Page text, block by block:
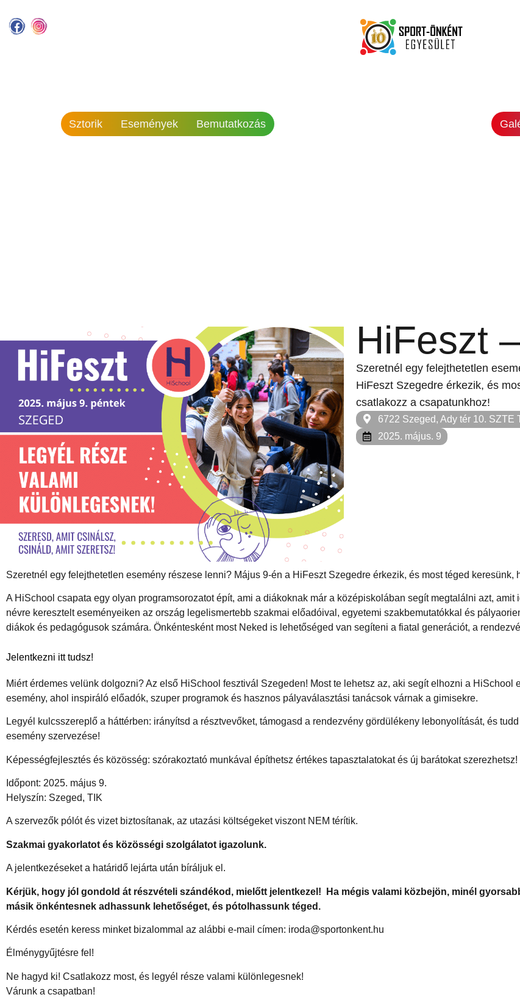
Sztorik Események Bemutatkozás
HiFeszt
Szeretnél egy felejthetetlen
HiFeszt Szegedre érkezik, és
csatlakozz a csapatunkhoz!
6722 Szeged, Ady tér 10. SZTE
2025. május. 9
Szeretnél egy felejthetetlen esemény részese lenni? Május 9-én a HiFeszt Szegedre érkezik, és most téged keresünk,
A HiSchool csapata egy olyan programsorozatot épít, ami a diákoknak már a középiskolában segít megtalálni azt, amit
névre keresztelt eseményeiken az ország legelismertebb szakmai előadóival, egyetemi szakbemutatókkal és
diákok és pedagógusok számára. Önkéntesként most Neked is lehetőséged van segíteni a fiatal generációt, a
Jelentkezni itt tudsz!
Miért érdemes velünk dolgozni? Az első HiSchool fesztivál Szegeden! Most te lehetsz az, aki segít elhozni a HiSchool
esemény, ahol inspiráló előadók, szuper programok és hasznos pályaválasztási tanácsok várnak a gimisekre.
Legyél kulcsszereplő a háttérben: irányítsd a résztvevőket, támogasd a rendezvény gördülékeny lebonyolítását, és
esemény szervezése!
Képességfejlesztés és közösség: szórakoztató munkával építhetsz értékes tapasztalatokat és új barátokat szerezhetsz!
Időpont: 2025. május 9.
Helyszín: Szeged, TIK
A szervezők pólót és vizet biztosítanak, az utazási költségeket viszont NEM térítik.
Szakmai gyakorlatot és közösségi szolgálatot igazolunk.
A jelentkezéseket a határidő lejárta után bíráljuk el.
Kérjük, hogy jól gondold át részvételi szándékod, mielőtt jelentkezel! Ha mégis valami közbejön, minél
másik önkéntesnek adhassunk lehetőséget, és pótolhassunk téged.
Kérdés esetén keress minket bizalommal az alábbi e-mail címen: iroda@sportonkent.hu
Élménygyűjtésre fel!
Ne hagyd ki! Csatlakozz most, és legyél része valami különlegesnek!
Várunk a csapatban!